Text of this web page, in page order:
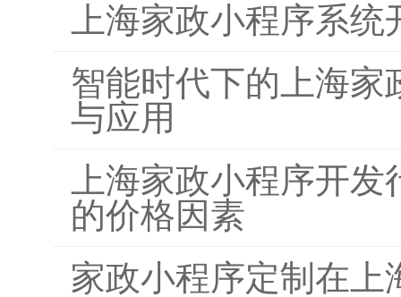
上海家政小程序系
智能时代下的上海家
与应用
上海家政小程序开
的价格因素
家政小程序定制在上